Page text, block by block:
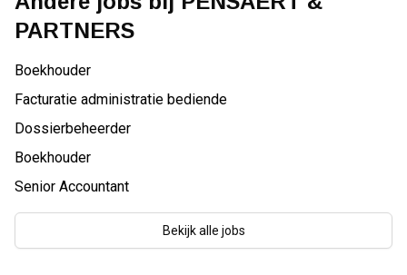
PARTNERS
Boekhouder
Facturatie administratie bediende
Dossierbeheerder
Boekhouder
Senior Accountant
Bekijk alle jobs